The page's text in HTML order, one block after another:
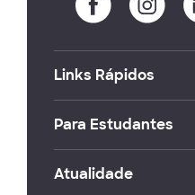
Links Rápidos
Para Estudantes
Atualidade